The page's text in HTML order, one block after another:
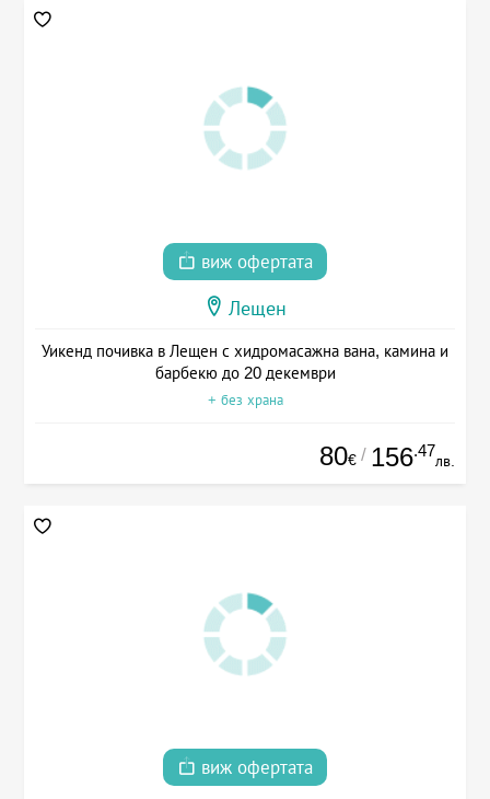
виж офертата
Лещен
Уикенд почивка в Лещен с хидромасажна вана, камина и
барбекю до 20 декември
+ без храна
80€ / 156.47
лв.
виж офертата